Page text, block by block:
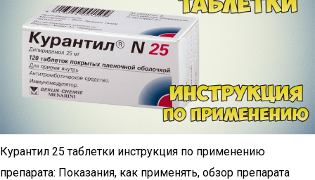
Курантил 25 таблетки инструкция по применению
препарата: Показания, как применять, обзор препарата